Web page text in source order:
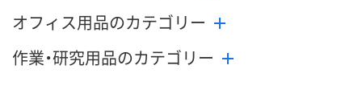
オフィス用品のカテゴリー
作業・研究用品のカテゴリー